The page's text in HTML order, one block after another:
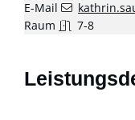
E-Mail
Raum
7-8